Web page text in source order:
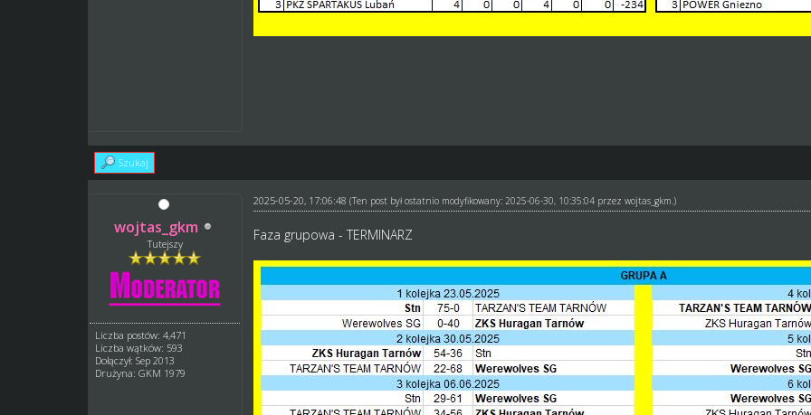
Szukaj
wojtas_gkm
Tutejszy
Liczba postów: 4,471
Liczba wątków: 593
Dołączył: Sep 2013
Drużyna: GKM 1979
2025-05-20, 17:06:48 (Ten post był ostatnio modyfikowany: 2025-06-30, 10:35:04 przez wojtas_gkm .)
Faza grupowa - TERMINARZ